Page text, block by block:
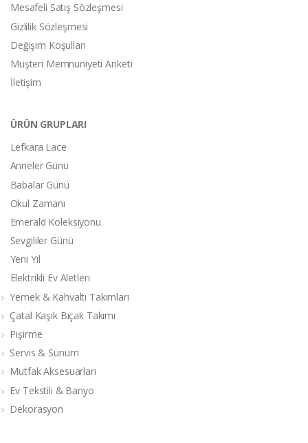
Mesafeli Satış Sözleşmesi
Gizlilik Sözleşmesi
Değişim Koşulları
Müşteri Memnuniyeti Anketi
İletişim
ÜRÜN GRUPLARI
Lefkara Lace
Anneler Günü
Babalar Günü
Okul Zamanı
Emerald Koleksiyonu
Sevgililer Günü
Yeni Yıl
Elektrikli Ev Aletleri
Yemek & Kahvaltı Takımları
Çatal Kaşık Bıçak Takımı
Pişirme
Servis & Sunum
Mutfak Aksesuarları
Ev Tekstili & Banyo
Dekorasyon